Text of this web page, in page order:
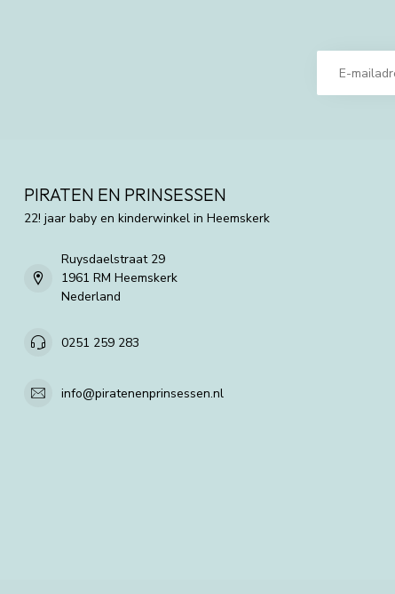
PIRATEN EN PRINSESSEN
22! jaar baby en kinderwinkel in Heemskerk
Ruysdaelstraat 29
1961 RM Heemskerk
Nederland
0251 259 283
info@piratenenprinsessen.nl